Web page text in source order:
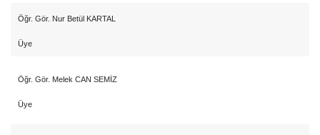
Öğr. Gör. Nur Betül KARTAL
Üye
Öğr. Gör. Melek CAN SEMİZ
Üye